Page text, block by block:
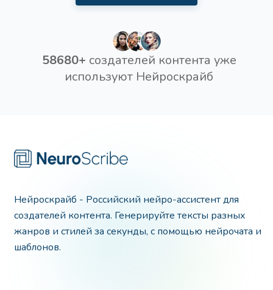
58680+ создателей контента уже
используют Нейроскрайб
Нейроскрайб - Российский нейро-ассистент для
создателей контента. Генерируйте тексты разных
жанров и стилей за секунды, с помощью нейрочата и
шаблонов.